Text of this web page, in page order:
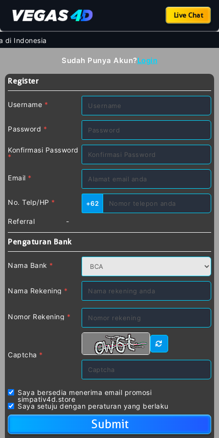
Live Chat
di Indonesia
Sudah Punya Akun?Login
Register
Username *
Password *
Konfirmasi Password
*
Email *
No. Telp/HP * +62
Referral -
Pengaturan Bank
Nama Bank *
Nama Rekening *
Nomor Rekening *
Captcha *
Saya bersedia menerima email promosi
simpativ4d.store
Saya setuju dengan peraturan yang berlaku
Submit